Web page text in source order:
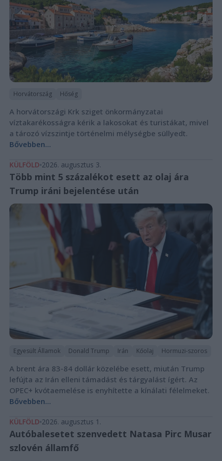
Horvátország Hőség
A horvátországi Krk sziget önkormányzatai
víztakarékosságra kérik a lakosokat és turistákat, mivel
a tározó vízszintje történelmi mélységbe süllyedt.
Bővebben...
KÜLFÖLD 2026. augusztus 3.
Több mint 5 százalékot esett az olaj ára
Trump iráni bejelentése után
Egyesült Államok Donald Trump Irán Kőolaj Hormuzi-szoros
A brent ára 83-84 dollár közelébe esett, miután Trump
lefújta az Irán elleni támadást és tárgyalást ígért. Az
OPEC+ kvótaemelése is enyhítette a kínálati félelmeket.
Bővebben...
KÜLFÖLD 2026. augusztus 1.
Autóbalesetet szenvedett Natasa Pirc Musar
szlovén államfő